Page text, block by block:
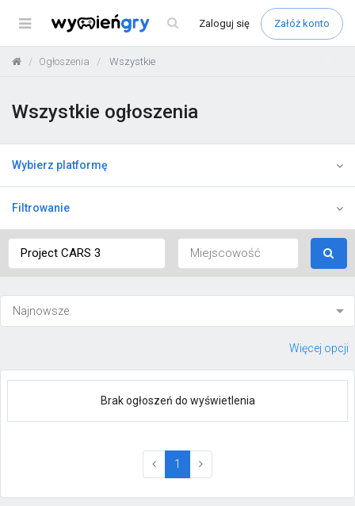
Menu Zaloguj się Załóż konto
Ogłoszenia Wszystkie
Wszystkie ogłoszenia
Wybierz platformę
Filtrowanie
Więcej opcji
Brak ogłoszeń do wyświetlenia
1 (current)